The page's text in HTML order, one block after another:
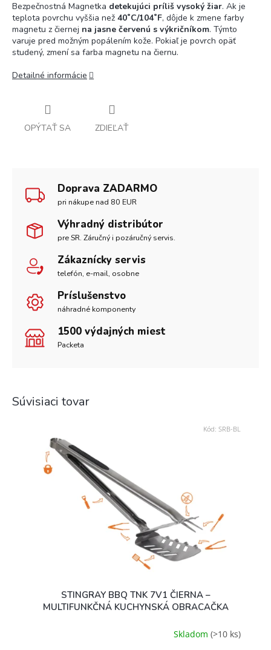
Bezpečnostná Magnetka detekujúci príliš vysoký žiar. Ak je
teplota povrchu vyššia než 40˚C/104˚F, dôjde k zmene farby
magnetu z čiernej na jasne červenú s výkričníkom. Týmto
varuje pred možným popálením kože. Pokiaľ je povrch opäť
studený, zmení sa farba magnetu na čiernu.
Detailné informácie
OPÝTAŤ SA ZDIEĽAŤ
Doprava ZADARMO
pri nákupe nad 80 EUR
Výhradný distribútor
pre SR. Záručný i pozáručný servis.
Zákaznícky servis
telefón, e-mail, osobne
Príslušenstvo
náhradné komponenty
1500 výdajných miest
Packeta
Súvisiaci tovar
STINGRAY BBQ TNK 7V1 ČIERNA –
MULTIFUNKČNÁ KUCHYNSKÁ OBRACAČKA
Skladom (>10 ks)
Kód: SRB-BL